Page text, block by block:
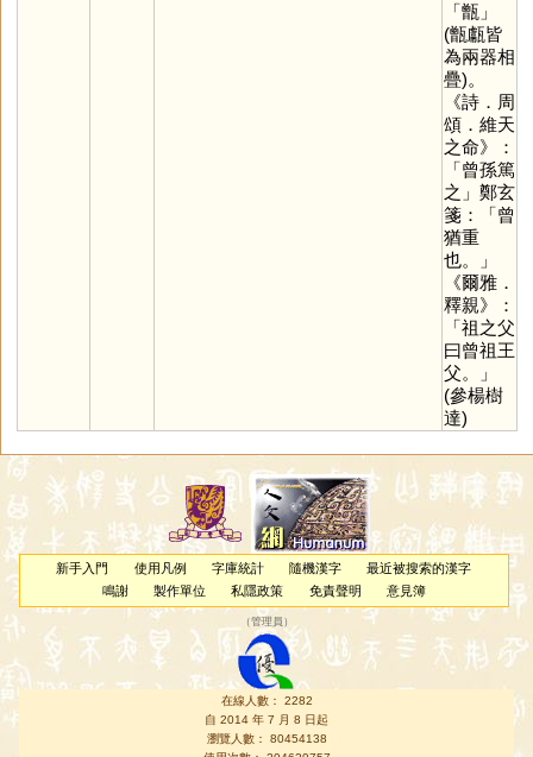
「甑 」
(甑甗皆
為兩器相
疊)。
《詩．周
頌．維天
之命》：
「曾孫篤
之」鄭玄
箋：「曾
猶重
也。」
《爾雅．
釋親》：
「祖之父
曰曾祖王
父。」
(參楊樹
達)
新手入門 使用凡例 字庫統計 隨機漢字
最近被搜索的漢字
鳴謝
製作單位 私隱政策 免責聲明 意見簿
（管理員 ）
在線人數： 2282
自 2014 年 7 月 8 日起
瀏覽人數： 80454138